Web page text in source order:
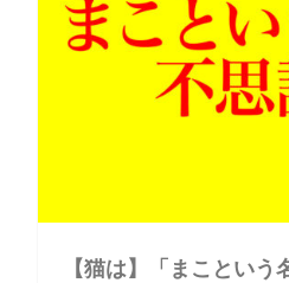
【猫は】「まこという